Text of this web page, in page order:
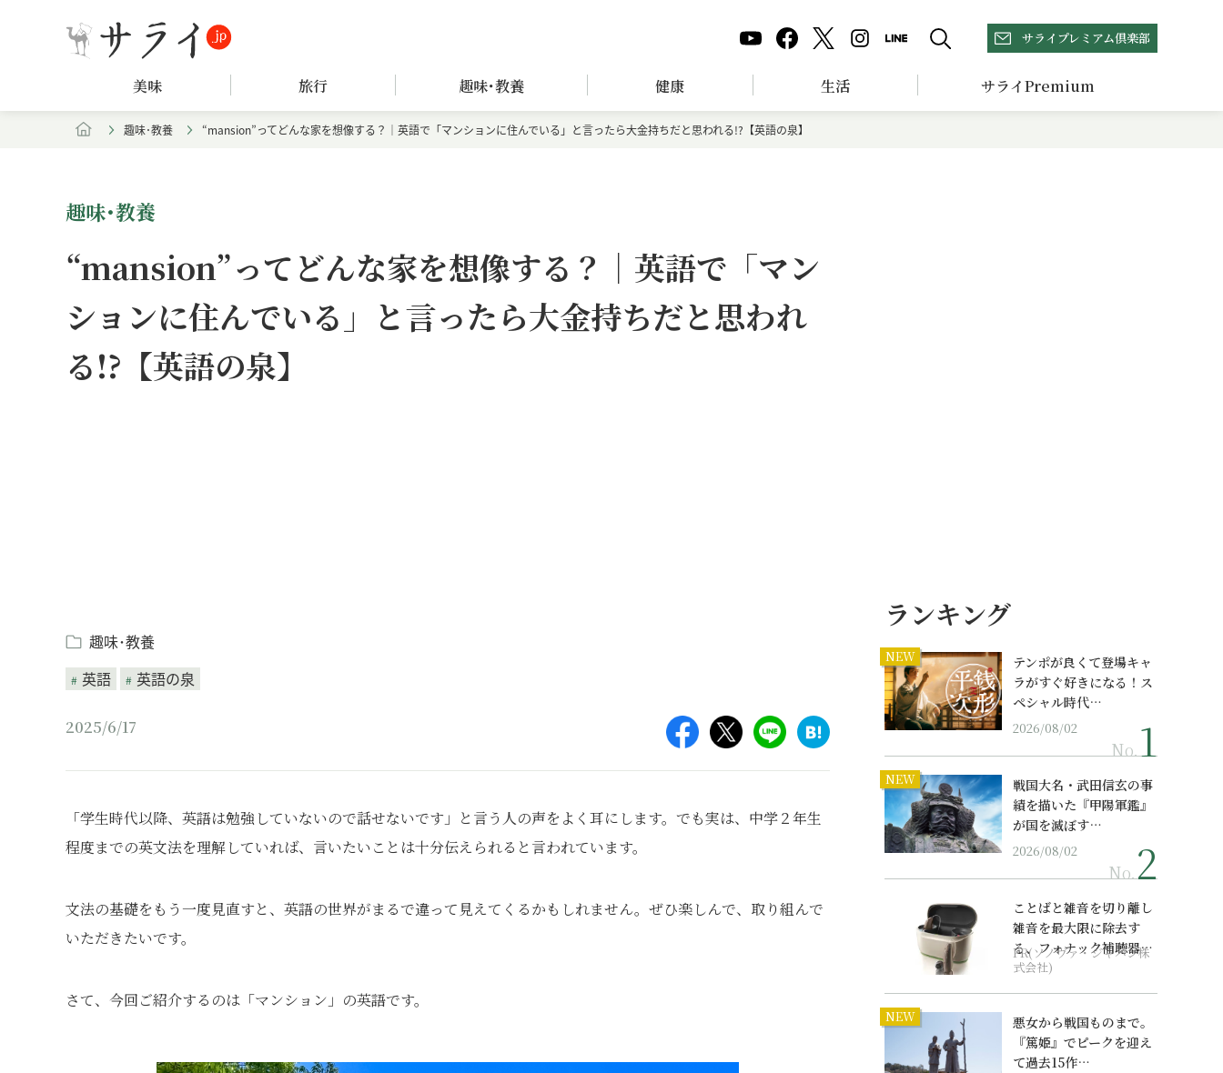
サライプレミアム倶楽部
美味 旅行 趣味･教養 健康 生活 サライPremium
趣味･教養 “mansion”ってどんな家を想像する？｜英語で「マンションに住んでいる」と言ったら大金持ちだと思われる!?【英語の泉】
趣味･教養
“mansion”ってどんな家を想像する？｜英語で「マン
ションに住んでいる」と言ったら大金持ちだと思われ
る!?【英語の泉】
趣味･教養
英語
英語の泉
2025/6/17
「学生時代以降、英語は勉強していないので話せないです」と言う人の声をよく耳にします。でも実は、中学２年生
程度までの英文法を理解していれば、言いたいことは十分伝えられると言われています。
文法の基礎をもう一度見直すと、英語の世界がまるで違って見えてくるかもしれません。ぜひ楽しんで、取り組んで
いただきたいです。
さて、今回ご紹介するのは「マンション」の英語です。
ランキング
NEW
テンポが良くて登場キャ
ラがすぐ好きになる！ス
ペシャル時代…
2026/08/02
No.
NEW
戦国大名・武田信玄の事
績を描いた『甲陽軍鑑』
が国を滅ぼす…
2026/08/02
No.
ことばと雑音を切り離し
雑音を最大限に除去す
る、フォナック補聴器の
最上位モデル
PR(ソノヴァ・ジャパン株
式会社)
NEW
悪女から戦国ものまで。
『篤姫』でピークを迎え
て過去15作…